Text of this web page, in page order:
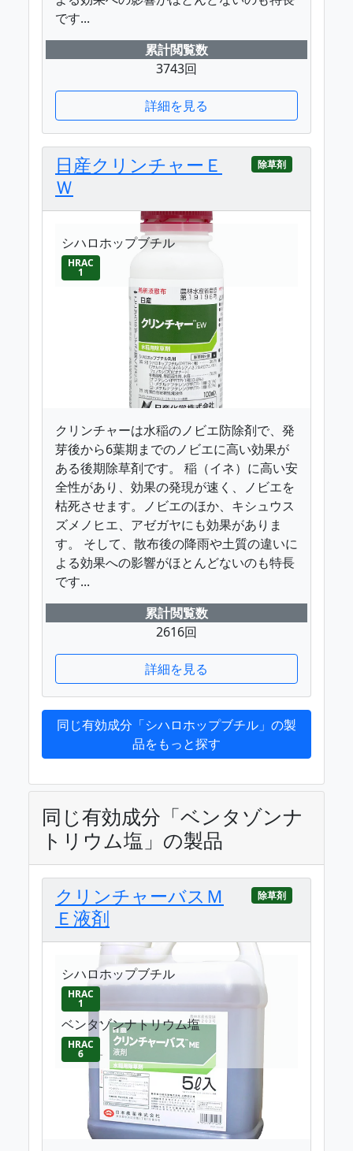
です...
累計閲覧数
3743回
詳細を見る
日産クリンチャーＥ
Ｗ
除草剤
シハロホップブチル
HRAC
1
クリンチャーは水稲のノビエ防除剤で、発
芽後から6葉期までのノビエに高い効果が
ある後期除草剤です。 稲（イネ）に高い安
全性があり、効果の発現が速く、ノビエを
枯死させます。ノビエのほか、キシュウス
ズメノヒエ、アゼガヤにも効果がありま
す。 そして、散布後の降雨や土質の違いに
よる効果への影響がほとんどないのも特長
です...
累計閲覧数
2616回
詳細を見る
同じ有効成分「シハロホップブチル」の製
品をもっと探す
同じ有効成分「ベンタゾンナ
トリウム塩」の製品
クリンチャーバスＭ
Ｅ液剤
除草剤
シハロホップブチル
HRAC
1
ベンタゾンナトリウム塩
HRAC
6